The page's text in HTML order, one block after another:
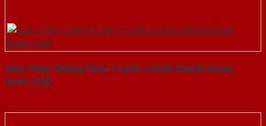
Cửa Thép Chống Cháy 1 canh o kinh thanh thoat
hiem-SGD